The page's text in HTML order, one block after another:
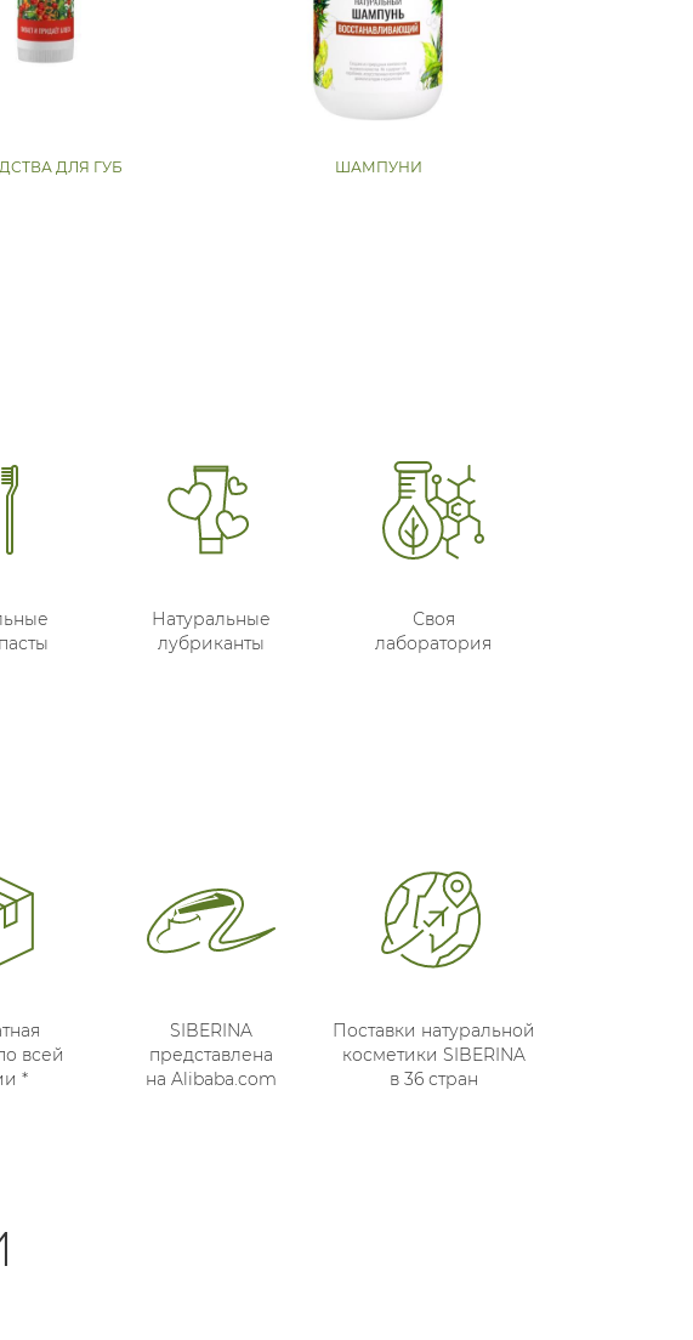
ДЛЯ ГУБ ШАМПУНИ
Натуральные
лубриканты
Своя
лаборатория
всей
*
SIBERINA
представлена
на Alibaba.com
Поставки натуральной
косметики SIBERINA
в 36 стран